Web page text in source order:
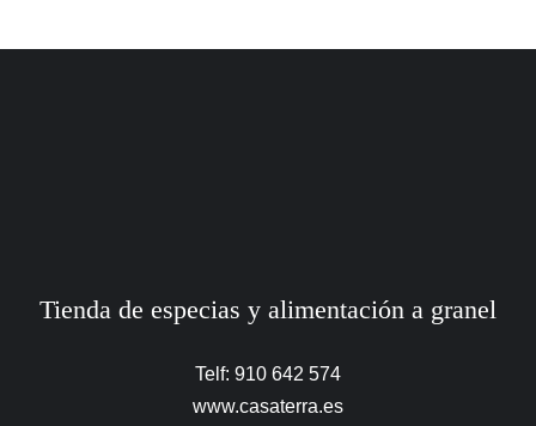
Tienda de especias y alimentación a granel
Telf: 910 642 574
www.casaterra.es